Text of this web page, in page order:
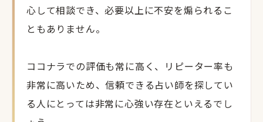
心して相談でき、必要以上に不安を煽られるこ
ともありません。
ココナラでの評価も常に高く、リピーター率も
非常に高いため、信頼できる占い師を探してい
る人にとっては非常に心強い存在といえるでし